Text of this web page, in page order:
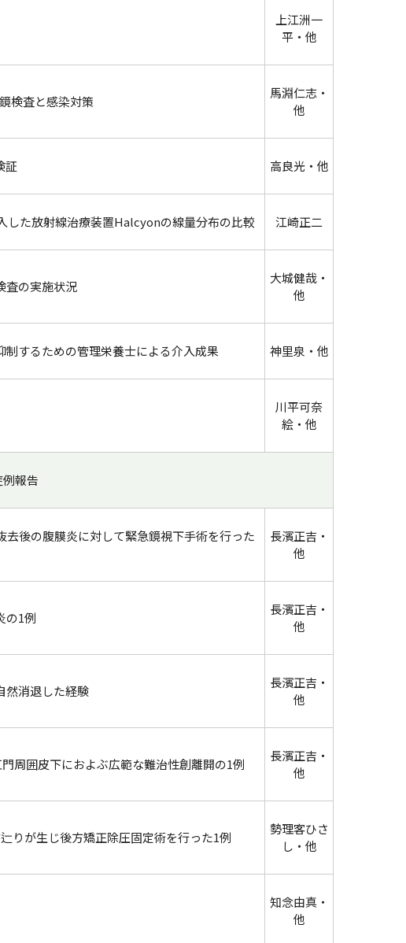
上江洲一
平・他
検査と感染対策
馬淵仁志・
他
証 高良光・他
した放射線治療装置Halcyonの線量分布の比較 江崎正二
査の実施状況
大城健哉・
他
するための管理栄養士による介入成果 神里泉・他
川平可奈
絵・他
例報告
後の腹膜炎に対して緊急鏡視下手術を行った
長濱正吉・
他
の1例
長濱正吉・
他
然消退した経験
長濱正吉・
他
周囲皮下におよぶ広範な難治性創離開の1例
長濱正吉・
他
りが生じ後方矯正除圧固定術を行った1例
勢理客ひさ
し・他
知念由真・
他